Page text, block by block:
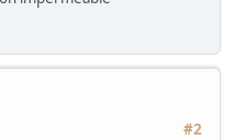
#2